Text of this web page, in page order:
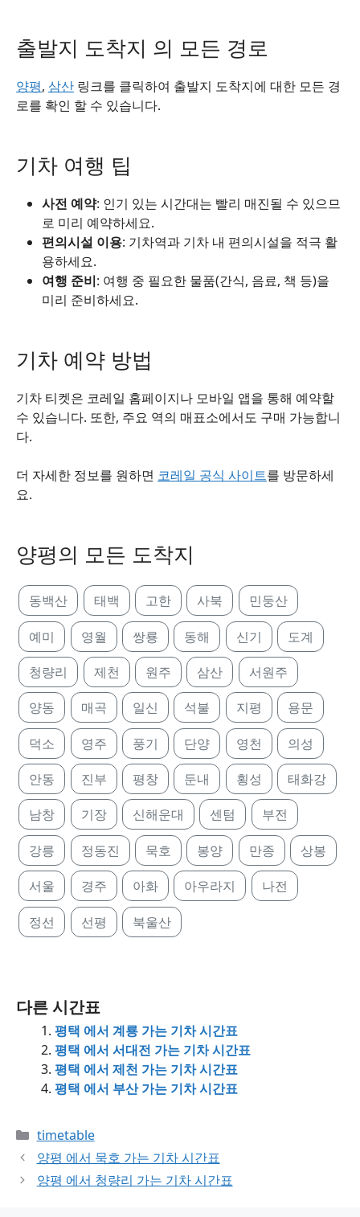
출발지 도착지 의 모든 경로
양평, 삼산 링크를 클릭하여 출발지 도착지에 대한 모든 경
로를 확인 할 수 있습니다.
기차 여행 팁
사전 예약: 인기 있는 시간대는 빨리 매진될 수 있으므
로 미리 예약하세요.
편의시설 이용: 기차역과 기차 내 편의시설을 적극 활
용하세요.
여행 준비: 여행 중 필요한 물품(간식, 음료, 책 등)을
미리 준비하세요.
기차 예약 방법
기차 티켓은 코레일 홈페이지나 모바일 앱을 통해 예약할
수 있습니다. 또한, 주요 역의 매표소에서도 구매 가능합니
다.
더 자세한 정보를 원하면 코레일 공식 사이트를 방문하세
요.
양평의 모든 도착지
동백산 태백 고한 사북 민둥산
예미 영월 쌍룡 동해 신기 도계
청량리 제천 원주 삼산 서원주
양동 매곡 일신 석불 지평 용문
덕소 영주 풍기 단양 영천 의성
안동 진부 평창 둔내 횡성 태화강
남창 기장 신해운대 센텀 부전
강릉 정동진 묵호 봉양 만종 상봉
서울 경주 아화 아우라지 나전
정선 선평 북울산
다른 시간표
평택 에서 계룡 가는 기차 시간표
평택 에서 서대전 가는 기차 시간표
평택 에서 제천 가는 기차 시간표
평택 에서 부산 가는 기차 시간표
Categories
timetable
양평 에서 묵호 가는 기차 시간표
양평 에서 청량리 가는 기차 시간표